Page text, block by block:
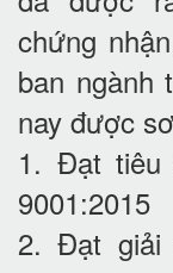
chứng
ban ngành
nay được
1. Đạt tiêu
9001:2015
2. Đạt giải